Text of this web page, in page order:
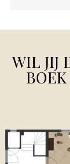
WIL JIJ